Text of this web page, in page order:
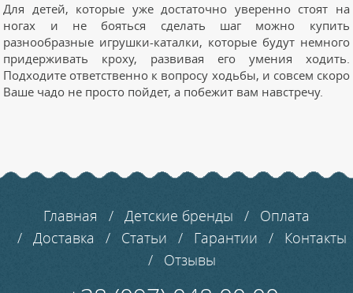
Для детей, которые уже достаточно уверенно стоят на
ногах и не бояться сделать шаг можно купить
разнообразные игрушки-каталки, которые будут немного
придерживать кроху, развивая его умения ходить.
Подходите ответственно к вопросу ходьбы, и совсем скоро
Ваше чадо не просто пойдет, а побежит вам навстречу.
Главная Детские бренды
Оплата
Доставка
Статьи Гарантии
Контакты
Отзывы